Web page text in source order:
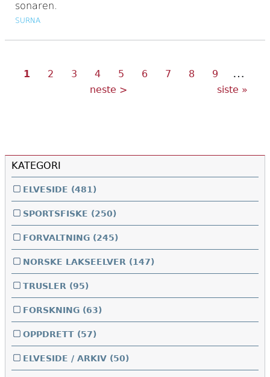
sonaren.
SURNA
SiderNåværende
1 Side
2 Side
3 Side
4 Side
5 Side
6 Side
7 Side
8 Side
9 …
Neste
neste >
Siste
siste »
KATEGORI
ELVESIDE (481)
SPORTSFISKE (250)
FORVALTNING (245)
NORSKE LAKSEELVER (147)
TRUSLER (95)
FORSKNING (63)
OPPDRETT (57)
ELVESIDE / ARKIV (50)